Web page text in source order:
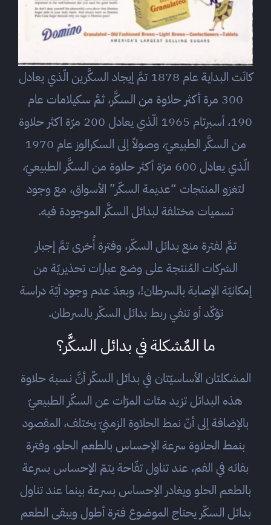
كانَت البداية عام 1878 تمَّ إيجاد السكَّرين الّذي يعادل
300 مرة أكثر حلاوة من السكَّر، ثمَّ سكيلامات عام
190، أسبرتام 1965 الّذي يعادل 200 مرّة اكثر حلاوة
من السكَّر الطبيعيّ، وصولاً إلى السكرالوز عام 1970
الّذي يعادل 600 مرّة أكثر حلاوة من السكَّر الطبيعيّ،
لتغزو المنتجات “عديمة السكّر” الأسواق، مع وجود
تسميات مختلفة لبدائل السكَّر الموجودة فيه.
تمَّ لفترة منع بدائل السكّر، وفترة أُخرى تمَّ إجبار
الشركات المُنتجة على وضع عبارات تحذيريّة من
إمكانيّة الإصابة بالسرطان!، وبعدَ عدم وجود أيّة دراسة
تؤكّد أو تنفي ربط بدائل السكّر بالسرطان.
ما المٌشكلة في بدائل السكَّر؟
المشكلتان الأساسيّتان في بدائل السكّر أنَّ نسبة حلاوة
هذه البدائل تزيد مئات المرّات عن السكّر الطبيعيّ
بالإضافة إلى أنّ نمط الحلاوة الزمنيّ يختلف، المقصود
بنمط الحلاوة سرعة الإحساس بالطعم الحلو، وفترة
بفائه في الفم، عند تناول تفّاحة يتمّ الإحساس بسرعة
بالطعم الحلو ويغادر الإحساس بسرعة بينما عند تناول
بدائل السكّر يحتاج الموضوع فترة أطول ويبقى الطعم